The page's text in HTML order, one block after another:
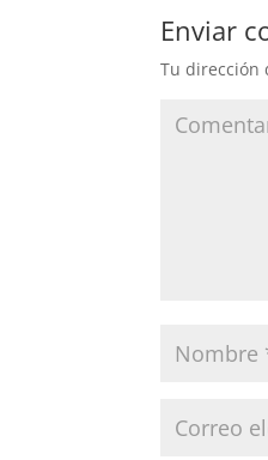
Enviar
Tu dirección